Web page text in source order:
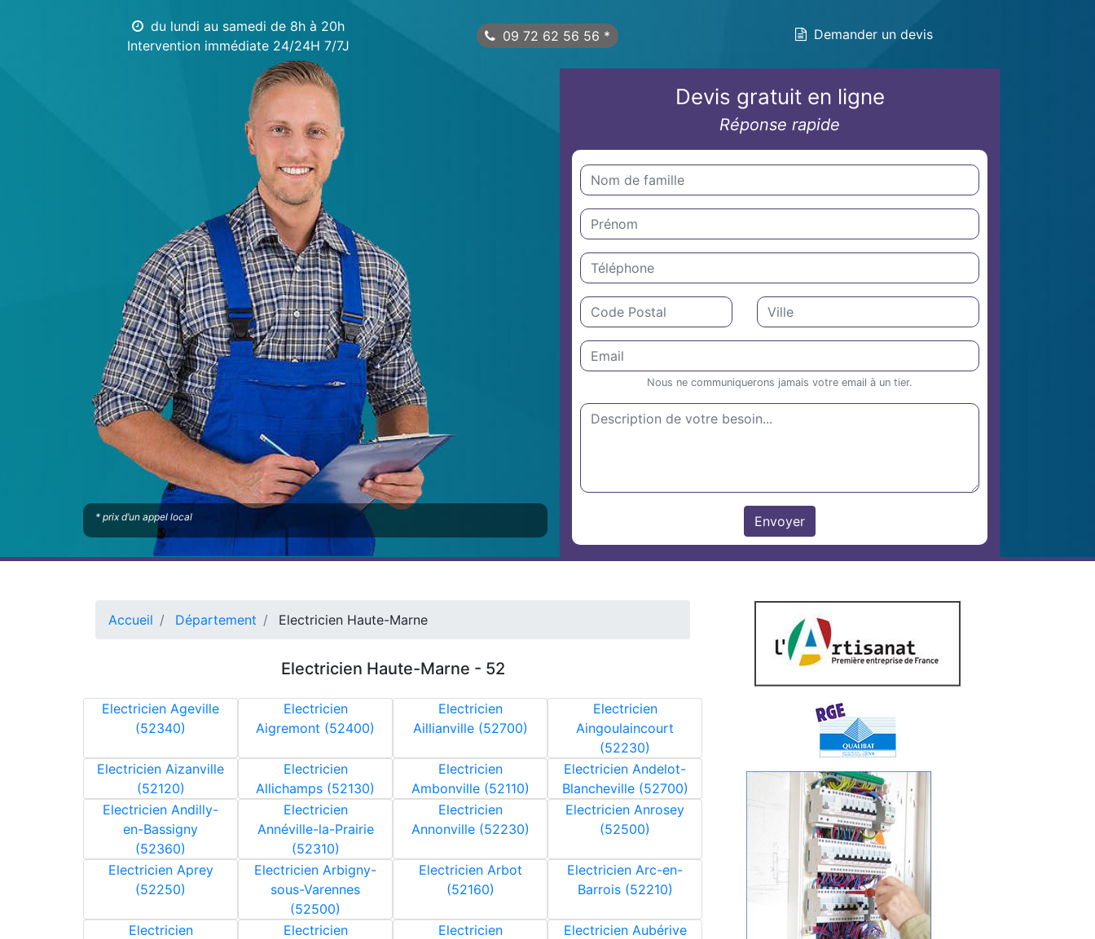
du lundi au samedi de 8h à 20h
Intervention immédiate 24/24H 7/7J
09 72 62 56 56 * Demander un devis
* prix d’un appel local
Devis gratuit en ligne
Réponse rapide
Nous ne communiquerons jamais votre email à un tier.
Accueil Département Electricien Haute-Marne
Electricien Haute-Marne - 52
Electricien Ageville
(52340)
Electricien
Aigremont (52400)
Electricien
Aillianville (52700)
Electricien
Aingoulaincourt
(52230)
Electricien Aizanville
(52120)
Electricien
Allichamps (52130)
Electricien
Ambonville (52110)
Electricien Andelot-
Blancheville (52700)
Electricien Andilly-
en-Bassigny
(52360)
Electricien
Annéville-la-Prairie
(52310)
Electricien
Annonville (52230)
Electricien Anrosey
(52500)
Electricien Aprey
(52250)
Electricien Arbigny-
sous-Varennes
(52500)
Electricien Arbot
(52160)
Electricien Arc-en-
Barrois (52210)
Electricien
Electricien
Electricien
Electricien Aubérive